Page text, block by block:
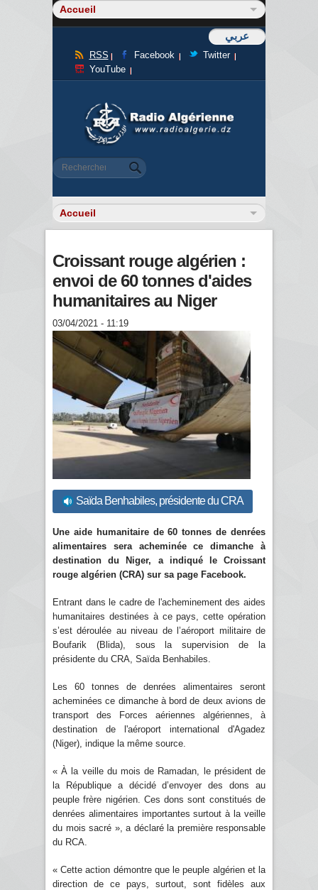
عربي
RSS Facebook
Twitter
YouTube
Formulaire de recherche
Rechercher
Croissant rouge algérien :
envoi de 60 tonnes d'aides
humanitaires au Niger
03/04/2021 - 11:19
Saïda Benhabiles, présidente du CRA
Une aide humanitaire de 60 tonnes de denrées
alimentaires sera acheminée ce dimanche à
destination du Niger, a indiqué le Croissant
rouge algérien (CRA) sur sa page Facebook.
Entrant dans le cadre de l'acheminement des aides
humanitaires destinées à ce pays, cette opération
s’est déroulée au niveau de l’aéroport militaire de
Boufarik (Blida), sous la supervision de la
présidente du CRA, Saïda Benhabiles.
Les 60 tonnes de denrées alimentaires seront
acheminées ce dimanche à bord de deux avions de
transport des Forces aériennes algériennes, à
destination de l'aéroport international d'Agadez
(Niger), indique la même source.
« À la veille du mois de Ramadan, le président de
la République a décidé d’envoyer des dons au
peuple frère nigérien. Ces dons sont constitués de
denrées alimentaires importantes surtout à la veille
du mois sacré », a déclaré la première responsable
du RCA.
« Cette action démontre que le peuple algérien et la
direction de ce pays, surtout, sont fidèles aux